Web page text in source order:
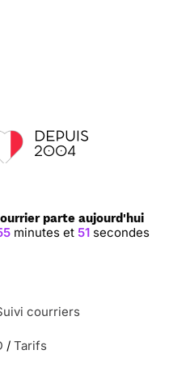
parte aujourd'hui
minutes et 50 secondes
courriers
/ Tarifs